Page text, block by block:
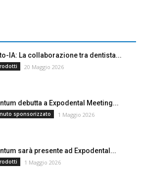
IA: La collaborazione tra dentista...
20 Maggio 2026
debutta a Expodental Meeting...
sponsorizzato 1 Maggio 2026
sarà presente ad Expodental...
1 Maggio 2026